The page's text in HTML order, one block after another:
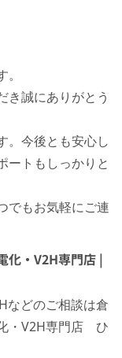
き誠にありがとう
。今後とも安心し
ートもしっかりと
でもお気軽にご連
化・V2H専門店 |
などのご相談は倉
・V2H専門店 ひ